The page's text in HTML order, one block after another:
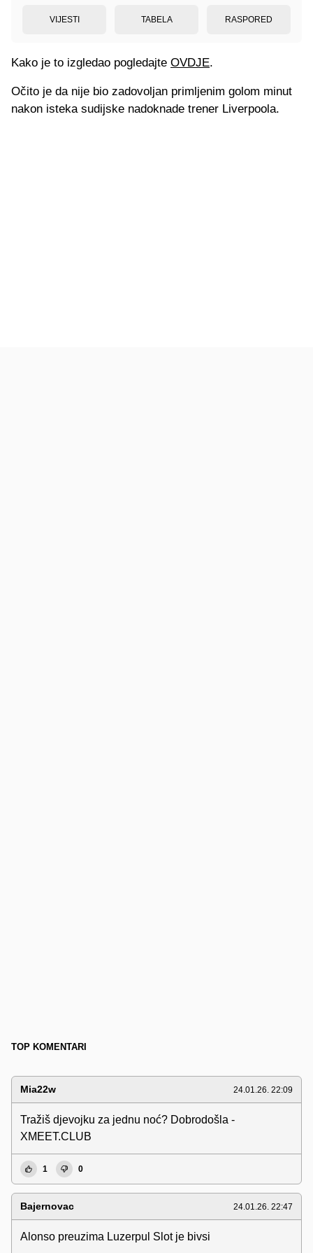
VIJESTI TABELA RASPORED
Kako je to izgledao pogledajte OVDJE.
Očito je da nije bio zadovoljan primljenim golom minut
nakon isteka sudijske nadoknade trener Liverpoola.
TOP KOMENTARI
Mia22w 24.01.26. 22:09
Tražiš djevojku za jednu noć? Dobrodošla -
XMEET.CLUB
1 0
Bajernovac 24.01.26. 22:47
Alonso preuzima Luzerpul Slot je bivsi